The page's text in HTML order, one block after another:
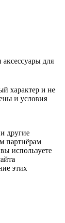
для
характер и не
и условия
другие
партнёрам
используете
этих